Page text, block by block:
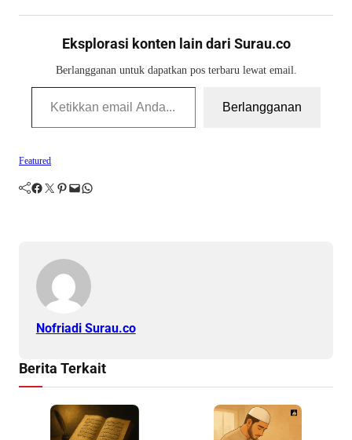
Eksplorasi konten lain dari Surau.co
Berlangganan untuk dapatkan pos terbaru lewat email.
Ketikkan email Anda...
Berlangganan
Featured
Facebook Twitter Pinterest Mail WhatsApp
Nofriadi Surau.co
Berita Terkait